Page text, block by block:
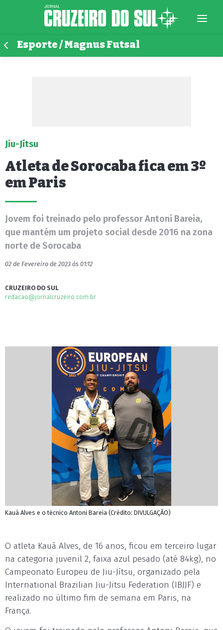
Esporte / Magnus Futsal
Jiu-Jítsu
Atleta de Sorocaba fica em 3º
em Paris
Jovem foi treinado pelo professor Antoni Bareia,
que mantém um projeto social desde 2016 na zona
norte de Sorocaba
02 de Fevereiro de 2023 às 01:12
CRUZEIRO DO SUL
redacao@jornalcruzeiro.com.br
Kauã Alves e o técnico Antoni Bareia (Crédito: DIVULGAÇÃO)
O atleta Kauã Alves, de 16 anos, ficou em terceiro lugar
na categoria juvenil 2, faixa azul pesado (até 84kg), no
Campeonato Europeu de Jiu-Jítsu, organizado pela
International Brazilian Jiu-Jitsu Federation (IBJJF) e
realizado no último fim de semana em Paris, na
França.